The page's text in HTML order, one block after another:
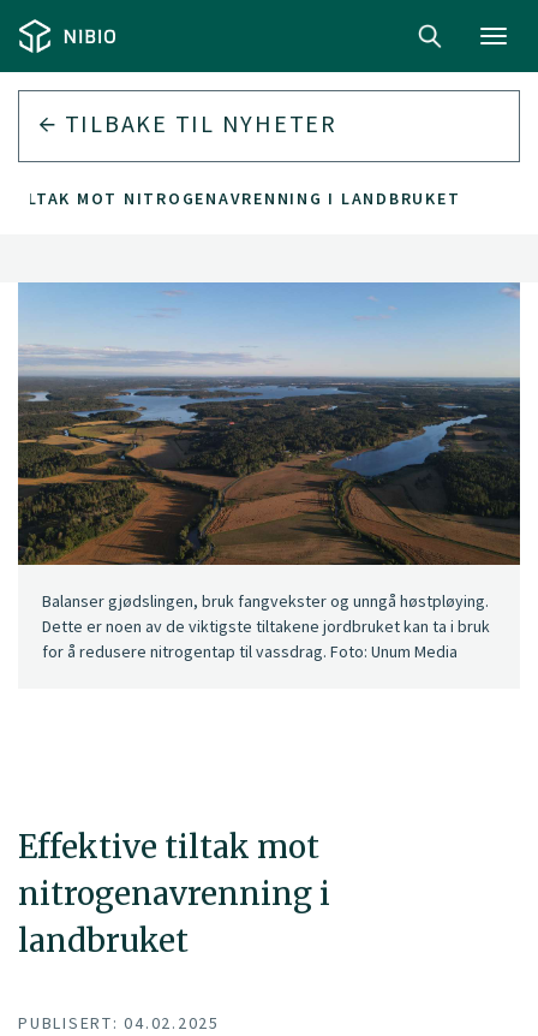
TILBAKE TIL NYHETER
TILTAK MOT NITROGENAVRENNING I LANDBRUKET
Effektive tiltak mot
nitrogenavrenning i
landbruket
Balanser gjødslingen, bruk fangvekster og unngå høstpløying.
Dette er noen av de viktigste tiltakene jordbruket kan ta i bruk
for å redusere nitrogentap til vassdrag. Foto: Unum Media
PUBLISERT: 04.02.2025